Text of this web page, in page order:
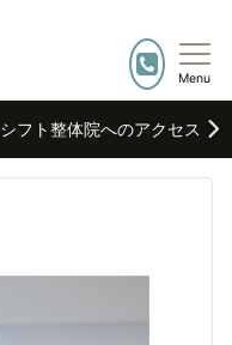
Menu
シフト整体院へのアクセス